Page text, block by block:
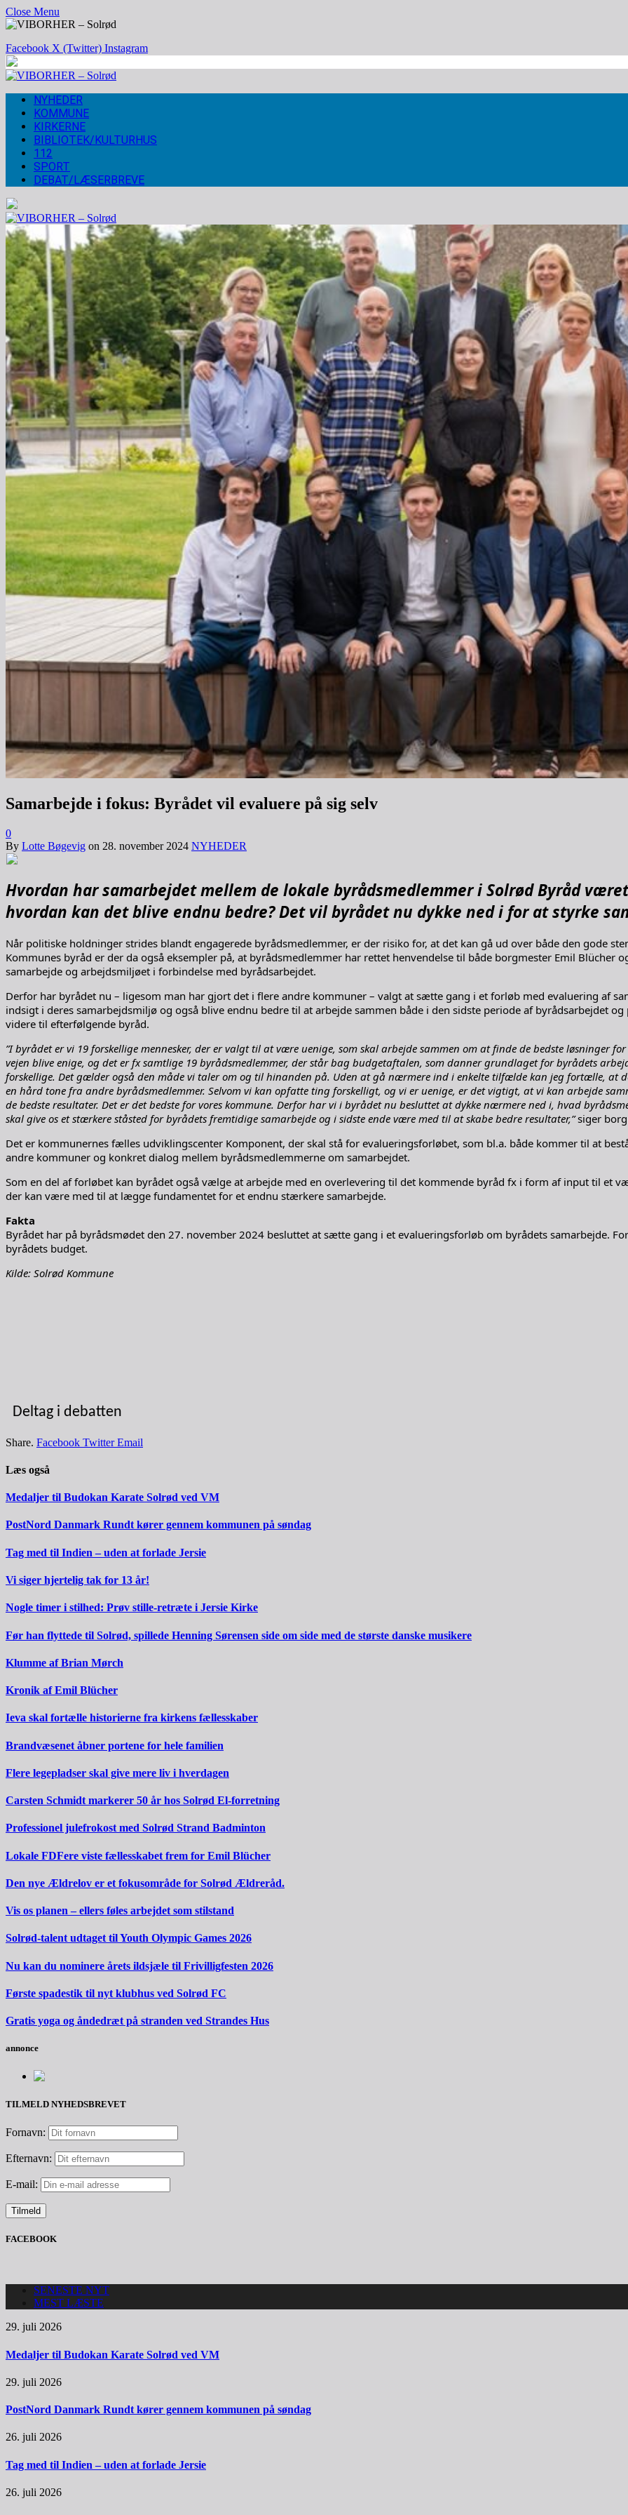
Close Menu
Facebook X (Twitter) Instagram
NYHEDER
KOMMUNE
KIRKERNE
BIBLIOTEK/KULTURHUS
112
SPORT
DEBAT/LÆSERBREVE
Samarbejde i fokus: Byrådet vil evaluere på sig selv
0
By Lotte Bøgevig on 28. november 2024 NYHEDER
Hvordan har samarbejdet mellem de lokale byrådsmedlemmer i Solrød Byråd
hvordan kan det blive endnu bedre? Det vil byrådet nu dykke ned i for at styrke
Når politiske holdninger strides blandt engagerede byrådsmedlemmer, er der risiko for, at det kan gå ud over både den gode
Kommunes byråd er der da også eksempler på, at byrådsmedlemmer har rettet henvendelse til både borgmester Emil
samarbejde og arbejdsmiljøet i forbindelse med byrådsarbejdet.
Derfor har byrådet nu – ligesom man har gjort det i flere andre kommuner – valgt at sætte gang i et forløb med evaluering af
indsigt i deres samarbejdsmiljø og også blive endnu bedre til at arbejde sammen både i den sidste periode af byrådsarbejdet
videre til efterfølgende byråd.
”I byrådet er vi 19 forskellige mennesker, der er valgt til at være uenige, som skal arbejde sammen om at finde de bedste løsninger
vejen blive enige, og det er fx samtlige 19 byrådsmedlemmer, der står bag budgetaftalen, som danner grundlaget for byrådets
forskellige. Det gælder også den måde vi taler om og til hinanden på. Uden at gå nærmere ind i enkelte tilfælde kan jeg fortælle, at
en hård tone fra andre byrådsmedlemmer. Selvom vi kan opfatte ting forskelligt, og vi er uenige, er det vigtigt, at vi kan arbejde
de bedste resultater. Det er det bedste for vores kommune. Derfor har vi i byrådet nu besluttet at dykke nærmere ned i, hvad
skal give os et stærkere ståsted for byrådets fremtidige samarbejde og i sidste ende være med til at skabe bedre resultater,”siger
Det er kommunernes fælles udviklingscenter Komponent, der skal stå for evalueringsforløbet, som bl.a. både kommer til at
andre kommuner og konkret dialog mellem byrådsmedlemmerne om samarbejdet.
Som en del af forløbet kan byrådet også vælge at arbejde med en overlevering til det kommende byråd fx i form af input til et
der kan være med til at lægge fundamentet for et endnu stærkere samarbejde.
Fakta
Byrådet har på byrådsmødet den 27. november 2024 besluttet at sætte gang i et evalueringsforløb om byrådets samarbejde.
byrådets budget.
Kilde: Solrød Kommune
Deltag i debatten
Share. Facebook Twitter Email
Læs også
Medaljer til Budokan Karate Solrød ved VM
PostNord Danmark Rundt kører gennem kommunen på søndag
Tag med til Indien – uden at forlade Jersie
Vi siger hjertelig tak for 13 år!
Nogle timer i stilhed: Prøv stille-retræte i Jersie Kirke
Før han flyttede til Solrød, spillede Henning Sørensen side om side med de største danske musikere
Klumme af Brian Mørch
Kronik af Emil Blücher
Ieva skal fortælle historierne fra kirkens fællesskaber
Brandvæsenet åbner portene for hele familien
Flere legepladser skal give mere liv i hverdagen
Carsten Schmidt markerer 50 år hos Solrød El-forretning
Professionel julefrokost med Solrød Strand Badminton
Lokale FDFere viste fællesskabet frem for Emil Blücher
Den nye Ældrelov er et fokusområde for Solrød Ældreråd.
Vis os planen – ellers føles arbejdet som stilstand
Solrød-talent udtaget til Youth Olympic Games 2026
Nu kan du nominere årets ildsjæle til Frivilligfesten 2026
Første spadestik til nyt klubhus ved Solrød FC
Gratis yoga og åndedræt på stranden ved Strandes Hus
annonce
TILMELD NYHEDSBREVET
Fornavn:
Efternavn:
E-mail:
FACEBOOK
SENESTE NYT
MEST LÆSTE
29. juli 2026
Medaljer til Budokan Karate Solrød ved VM
29. juli 2026
PostNord Danmark Rundt kører gennem kommunen på søndag
26. juli 2026
Tag med til Indien – uden at forlade Jersie
26. juli 2026